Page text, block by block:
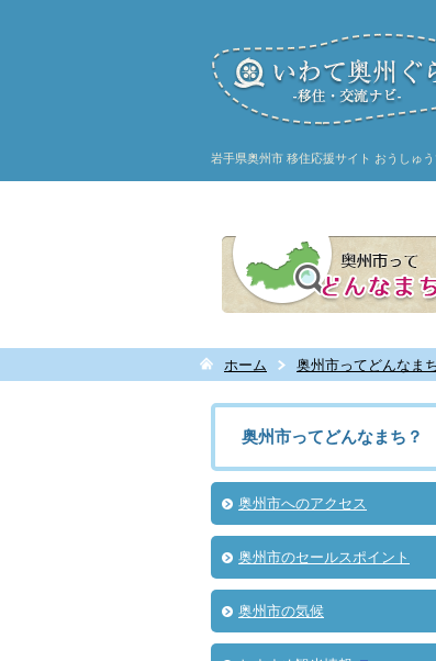
岩手県奥州市 移住応援サイト おうしゅ
ホーム 奥州市ってどんなま
奥州市ってどんなまち？
奥州市へのアクセス
奥州市のセールスポイント
奥州市の気候